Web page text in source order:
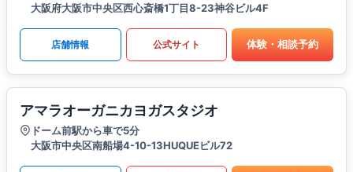
大阪府大阪市中央区西心斎橋1丁目8-23神谷ビル4F
店舗情報 公式サイト 体験・相談予約
アマラオーガニカヨガスタジオ
ドーム前駅から車で5分
大阪市中央区南船場4-10-13HUQUEビル72